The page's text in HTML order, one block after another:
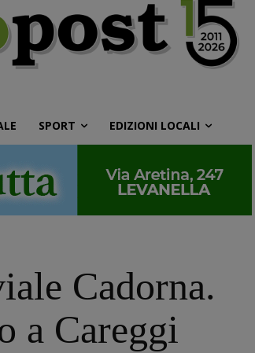
SPORT EDIZIONI LOCALI
Cadorna.
a Careggi